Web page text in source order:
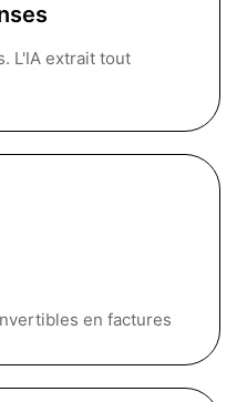
L'IA extrait tout
en factures